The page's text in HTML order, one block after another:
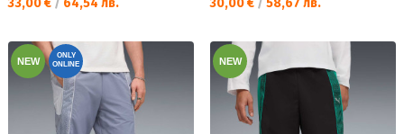
NEW
ONLY
ONLINE
NEW